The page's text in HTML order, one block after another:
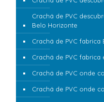
Crachá de PVC
Belo Horizonte
Crachá de PVC fabrica
Crachá de PVC fabrica
Crachá de PVC onde
Crachá de PVC onde